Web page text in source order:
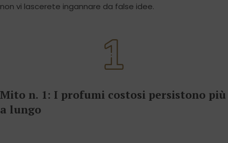
non vi lascerete ingannare da false idee.
Mito n. 1: I profumi costosi persistono più
a lungo